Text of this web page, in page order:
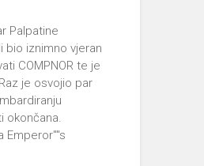
Palpatine
bio iznimno vjeran
COMPNOR te je
je osvojio par
okončana.
Emperor''''s